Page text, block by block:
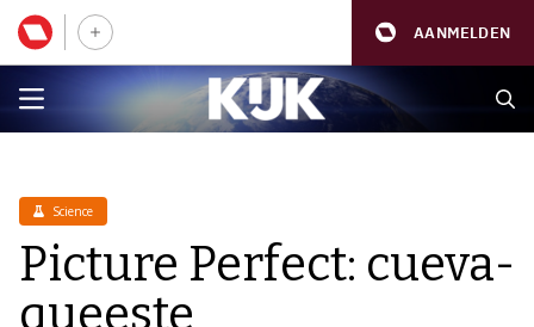
AANMELDEN
Science
Picture Perfect: cueva-
queeste